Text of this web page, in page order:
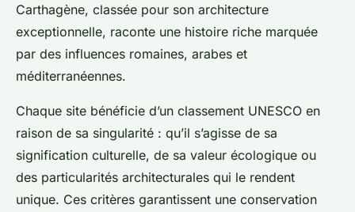
Carthagène, classée pour son architecture
exceptionnelle, raconte une histoire riche marquée
par des influences romaines, arabes et
méditerranéennes.
Chaque site bénéficie d’un classement UNESCO en
raison de sa singularité : qu’il s’agisse de sa
signification culturelle, de sa valeur écologique ou
des particularités architecturales qui le rendent
unique. Ces critères garantissent une conservation